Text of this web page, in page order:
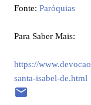
Fonte: Paróquias
Para Saber Mais:
https://
santa-isabel-de.html